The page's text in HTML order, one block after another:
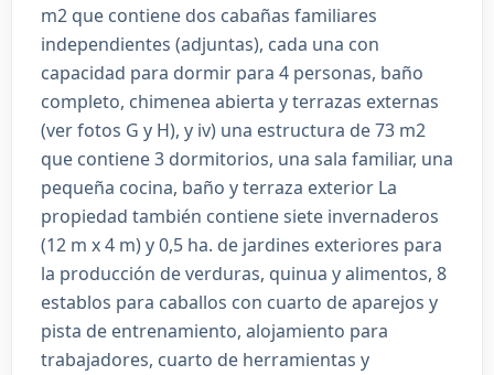
m2 que contiene dos cabañas familiares
independientes (adjuntas), cada una con
capacidad para dormir para 4 personas, baño
completo, chimenea abierta y terrazas externas
(ver fotos G y H), y iv) una estructura de 73 m2
que contiene 3 dormitorios, una sala familiar, una
pequeña cocina, baño y terraza exterior La
propiedad también contiene siete invernaderos
(12 m x 4 m) y 0,5 ha. de jardines exteriores para
la producción de verduras, quinua y alimentos, 8
establos para caballos con cuarto de aparejos y
pista de entrenamiento, alojamiento para
trabajadores, cuarto de herramientas y